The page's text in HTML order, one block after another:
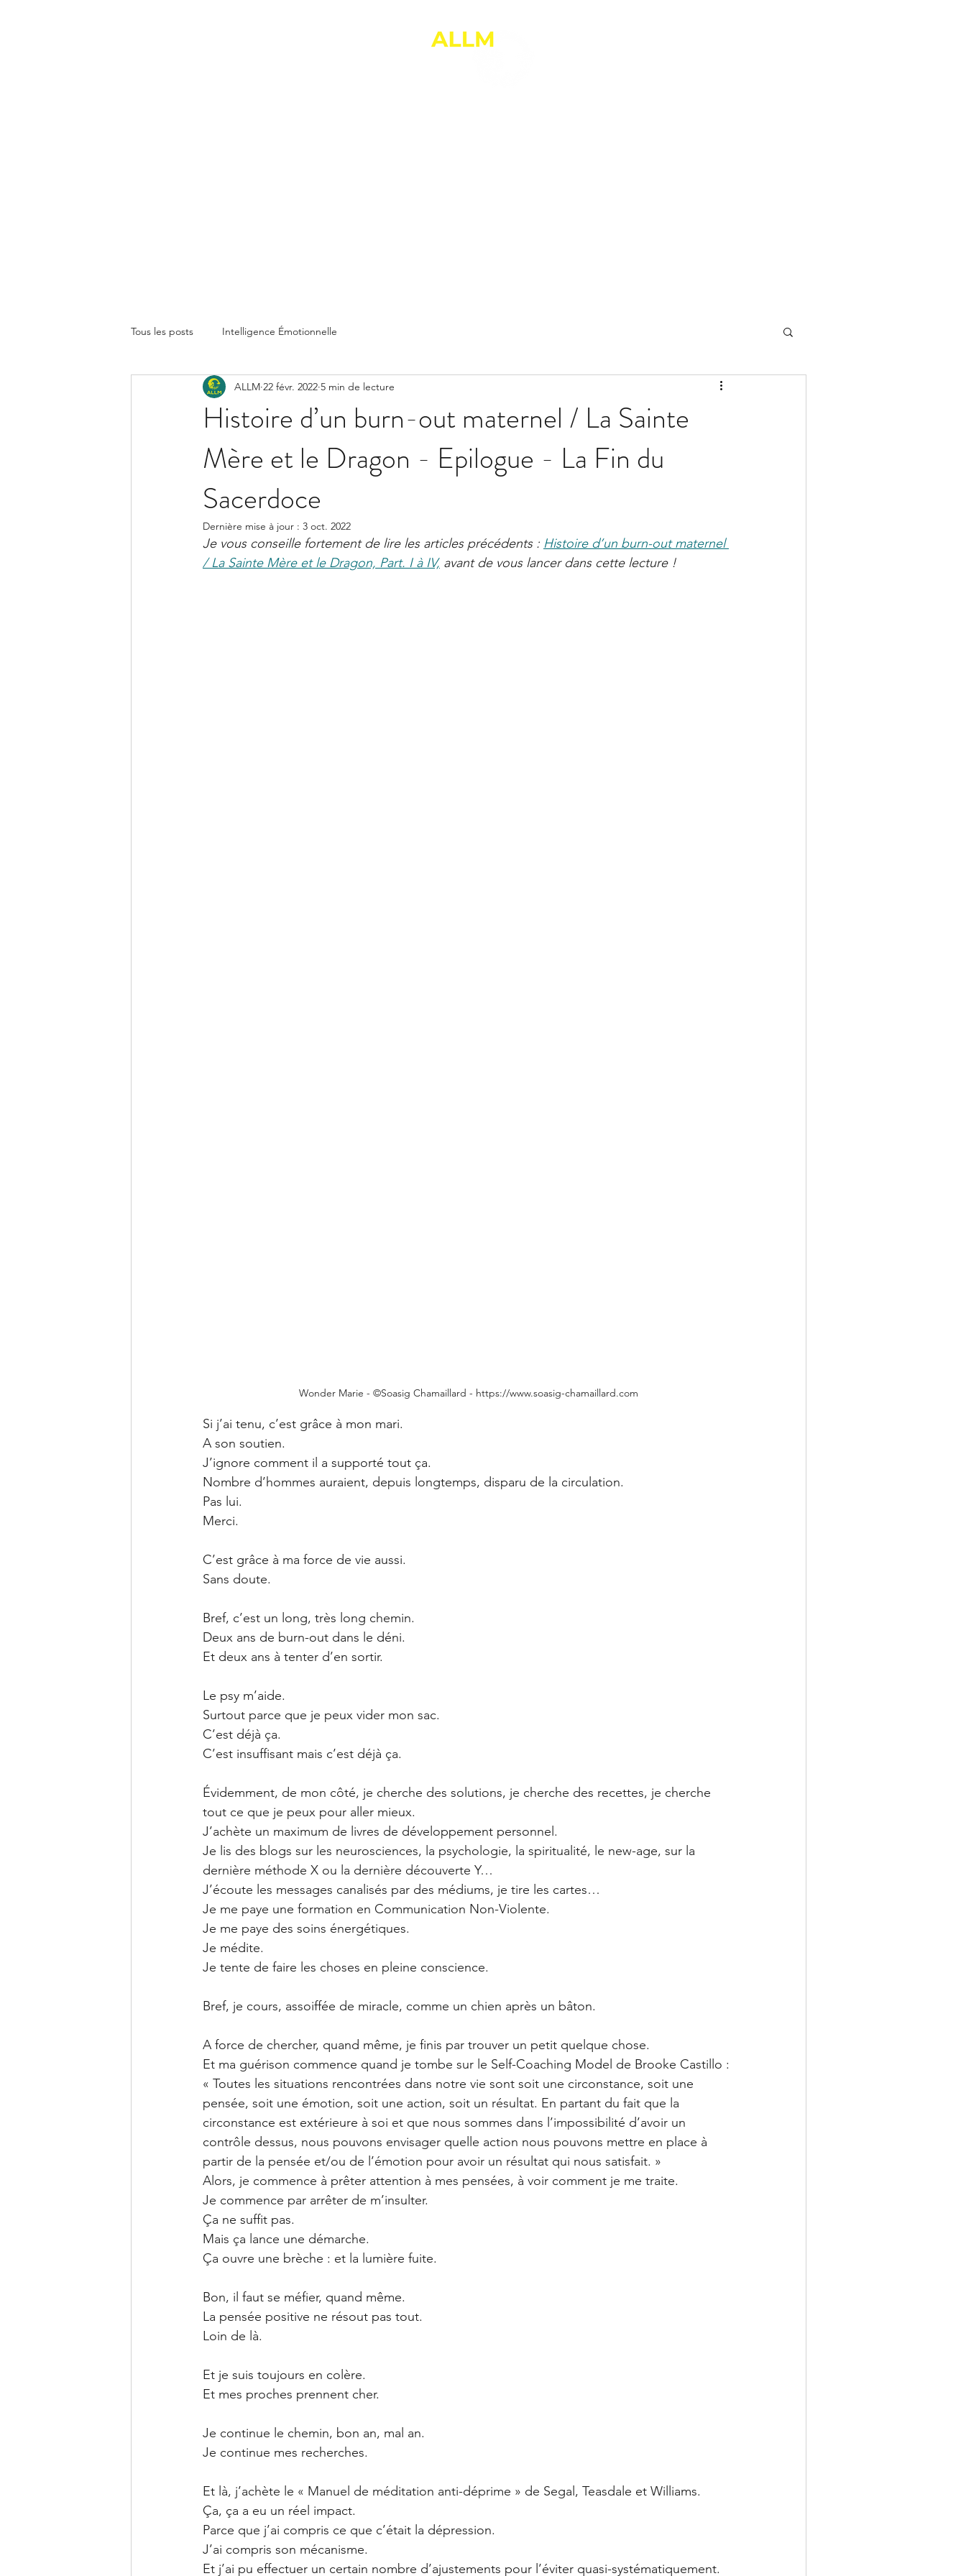
Tous les posts Intelligence Émotionnelle
Histoire d’un burn-out maternel / La Sainte
Mère et le Dragon - Epilogue - La Fin du
Sacerdoce
ALLM 22 févr. 2022 5 min de lecture
Dernière mise à jour : 3 oct. 2022
Je vous conseille fortement de lire les articles précédents : Histoire d’un burn-out maternel
/ La Sainte Mère et le Dragon, Part. I à IV, avant de vous lancer dans cette lecture !
Wonder Marie - ©Soasig Chamaillard - https://www.soasig-chamaillard.com
Si j’ai tenu, c’est grâce à mon mari.
A son soutien.
J’ignore comment il a supporté tout ça.
Nombre d’hommes auraient, depuis longtemps, disparu de la circulation.
Pas lui.
Merci.
C’est grâce à ma force de vie aussi.
Sans doute.
Bref, c’est un long, très long chemin.
Deux ans de burn-out dans le déni.
Et deux ans à tenter d’en sortir.
Le psy m’aide.
Surtout parce que je peux vider mon sac.
C’est déjà ça.
C’est insuffisant mais c’est déjà ça.
Évidemment, de mon côté, je cherche des solutions, je cherche des recettes, je cherche
tout ce que je peux pour aller mieux.
J’achète un maximum de livres de développement personnel.
Je lis des blogs sur les neurosciences, la psychologie, la spiritualité, le new-age, sur la
dernière méthode X ou la dernière découverte Y…
J’écoute les messages canalisés par des médiums, je tire les cartes…
Je me paye une formation en Communication Non-Violente.
Je me paye des soins énergétiques.
Je médite.
Je tente de faire les choses en pleine conscience.
Bref, je cours, assoiffée de miracle, comme un chien après un bâton.
A force de chercher, quand même, je finis par trouver un petit quelque chose.
Et ma guérison commence quand je tombe sur le Self-Coaching Model de Brooke Castillo :
« Toutes les situations rencontrées dans notre vie sont soit une circonstance, soit une
pensée, soit une émotion, soit une action, soit un résultat. En partant du fait que la
circonstance est extérieure à soi et que nous sommes dans l’impossibilité d’avoir un
contrôle dessus, nous pouvons envisager quelle action nous pouvons mettre en place à
partir de la pensée et/ou de l’émotion pour avoir un résultat qui nous satisfait. »
Alors, je commence à prêter attention à mes pensées, à voir comment je me traite.
Je commence par arrêter de m’insulter.
Ça ne suffit pas.
Mais ça lance une démarche.
Ça ouvre une brèche : et la lumière fuite.
Bon, il faut se méfier, quand même.
La pensée positive ne résout pas tout.
Loin de là.
Et je suis toujours en colère.
Et mes proches prennent cher.
Je continue le chemin, bon an, mal an.
Je continue mes recherches.
Et là, j’achète le « Manuel de méditation anti-déprime » de Segal, Teasdale et Williams.
Ça, ça a eu un réel impact.
Parce que j’ai compris ce que c’était la dépression.
J’ai compris son mécanisme.
Et j’ai pu effectuer un certain nombre d’ajustements pour l’éviter quasi-systématiquement.